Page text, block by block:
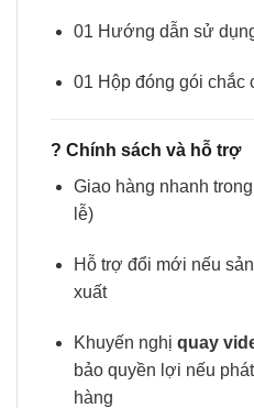
01 Hướng dẫn sử
01 Hộp đóng gói chắc
? Chính sách và hỗ trợ
Giao hàng nhanh
lễ)
Hỗ trợ đổi mới nếu
xuất
Khuyến nghị quay
bảo quyền lợi nếu
hàng